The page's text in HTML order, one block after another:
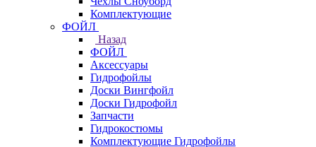
Комплектующие
ФОЙЛ
Назад
ФОЙЛ
Аксессуары
Гидрофойлы
Доски Вингфойл
Доски Гидрофойл
Запчасти
Гидрокостюмы
Комплектующие Гидрофойлы